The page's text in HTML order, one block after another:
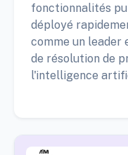
fonctionnalités
déployé
comme un leader
de résolution de
l'intelligence